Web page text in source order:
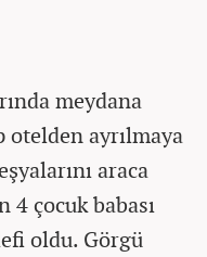
meydana
ayrılmaya
araca
4 çocuk babası
oldu. Görgü